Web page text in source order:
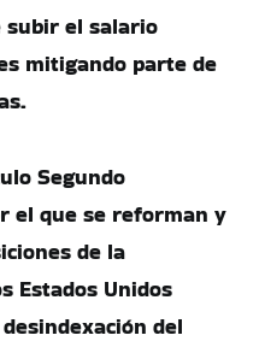
subir el salario
mitigando parte de
Segundo
el que se reforman y
de la
Estados Unidos
del